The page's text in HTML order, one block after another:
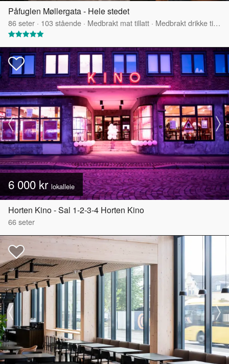
Påfuglen Møllergata - Hele stedet
86seter · 103 stående · Medbrakt mat tillatt · Medbrakt drikke tillatt
6 000 kr lokalleie
Horten Kino - Sal 1-2-3-4 Horten Kino
66seter